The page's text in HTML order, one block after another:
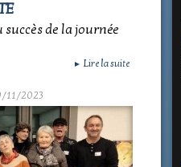
de la journée
► Lire la suite
11/2023